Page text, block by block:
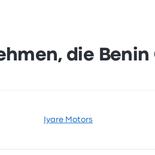
die
Iyare Motors